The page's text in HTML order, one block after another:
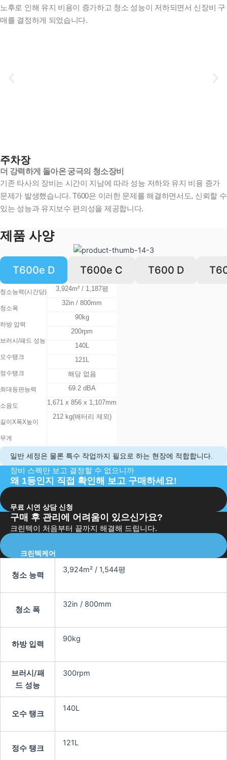
노후로 인해 유지 비용이 증가하고 청소 성능이 저하되면서 신장비 구
매를 결정하게 되었습니다.
주차장
더 강력하게 돌아온 궁극의 청소장비
기존 타사의 장비는 시간이 지남에 따라 성능 저하와 유지 비용 증가
문제가 발생했습니다. T600은 이러한 문제를 해결하면서도, 신뢰할 수
있는 성능과 유지보수 편의성을 제공합니다.
제품 사양
T600e D T600e C T600 D
청소능력(시간당)
청소폭
하방 압력
브러시/패드 성능
오수탱크
정수탱크
최대등판능력​
소음도
길이X폭X높이
무게
3,924m² / 1,187평
32in / 800mm
90kg
200rpm
140L
121L
해당 없음
69.2 dBA
1,671 x 856 x 1,107mm
212 kg(배터리 제외)
일반 세정은 물론 특수 작업까지 필요로 하는 현장에 적합합니다.​
장비 스펙만 보고 결정할 수 없으니까
왜 1등인지 직접 확인해 보고 구매하세요!
무료 시연 상담 신청
구매 후 관리에 어려움이 있으신가요?
크린텍이 처음부터 끝까지 해결해 드립니다.
크린텍케어
청소 능력
3,924m² / 1,544평
청소 폭
32in / 800mm
하방 입력
90kg
브러시/패
드 성능
300rpm
오수 탱크
140L
정수 탱크
121L